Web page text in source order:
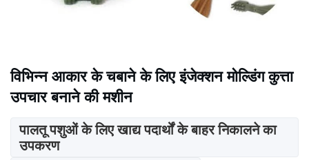
विभिन्न आकार के चबाने के लिए इंजेक्शन मोल्डिंग कुत्ता
उपचार बनाने की मशीन
पालतू पशुओं के लिए खाद्य पदार्थों के बाहर निकालने का
उपकरण